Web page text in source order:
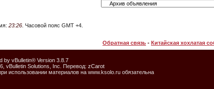
23:26 . Часовой пояс GMT +4.
Обратная связь - Китайская хохлатая
by vBulletin® Version 3.8.7
vBulletin Solutions, Inc. Перевод: zCarot
использовании материалов на www.ksolo.ru обязательна